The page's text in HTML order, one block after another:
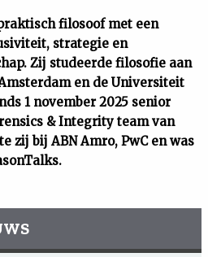
filosoof met een
strategie en
Zij studeerde filosofie aan
en de Universiteit
1 november 2025 senior
& Integrity team van
zij bij ABN Amro, PwC en was